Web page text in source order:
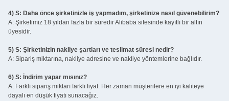
4) S: Daha önce şirketinizle iş yapmadım, şirketinize nasıl güvenebilirim?
A: Şirketimiz 18 yıldan fazla bir süredir Alibaba sitesinde kayıtlı bir altın
üyesidir.
5) S: Şirketinizin nakliye şartları ve teslimat süresi nedir?
A: Sipariş miktarına, nakliye adresine ve nakliye yöntemlerine bağlıdır.
6) S: İndirim yapar mısınız?
A: Farklı sipariş miktarı farklı fiyat. Her zaman müşterilere en iyi kaliteye
dayalı en düşük fiyatı sunacağız.